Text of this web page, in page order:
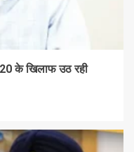
के खिलाफ उठ रही